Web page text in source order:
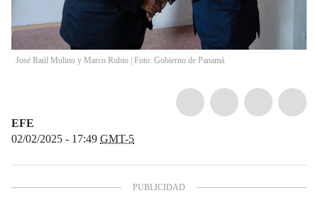
José Raúl Mulino y Marco Rubio | Foto: Gobierno de Panamá
EFE
02/02/2025 - 17:49 GMT-5